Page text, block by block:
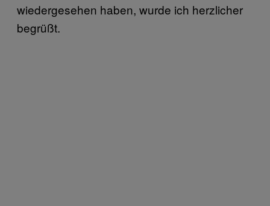
wiedergesehen haben, wurde ich herzlicher
begrüßt.